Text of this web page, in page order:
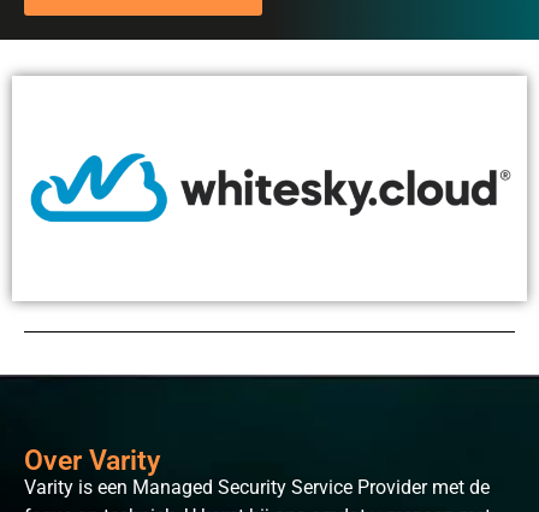
Over Varity
Varity is een Managed Security Service Provider met de